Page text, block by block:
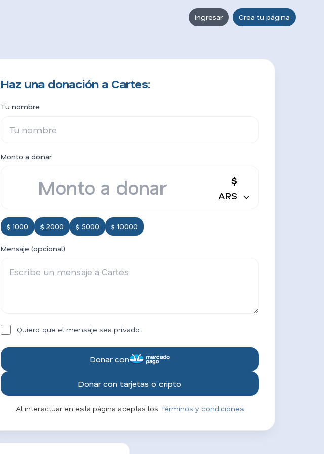
Ingresar Crea tu página
Haz una donación a Cartes:
Tu nombre
Monto a donar
$
ARS
$ 1000 $ 2000 $ 5000 $ 10000
Mensaje (opcional)
Quiero que el mensaje sea privado.
Donar con
Donar con tarjetas o cripto
Al interactuar en esta página aceptas los Términos y condiciones